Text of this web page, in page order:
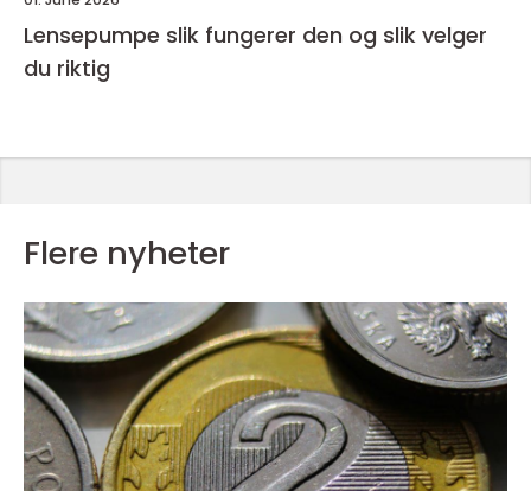
Lensepumpe slik fungerer den og slik velger
du riktig
Flere nyheter